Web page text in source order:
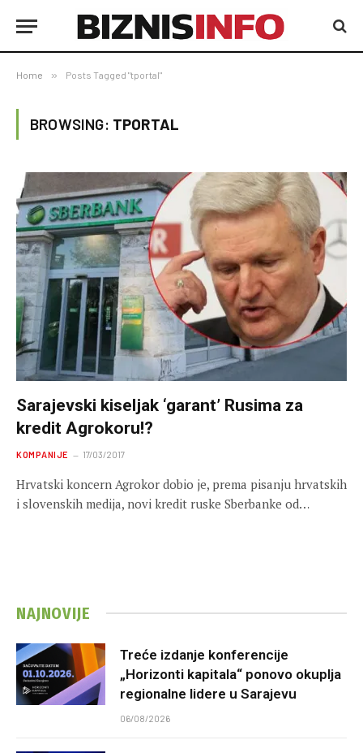
Home » Posts Tagged "tportal"
BROWSING: TPORTAL
Sarajevski kiseljak ‘garant’ Rusima za
kredit Agrokoru!?
KOMPANIJE 17/03/2017
Hrvatski koncern Agrokor dobio je, prema pisanju hrvatskih
i slovenskih medija, novi kredit ruske Sberbanke od…
NAJNOVIJE
Treće izdanje konferencije
„Horizonti kapitala“ ponovo okuplja
regionalne lidere u Sarajevu
06/08/2026